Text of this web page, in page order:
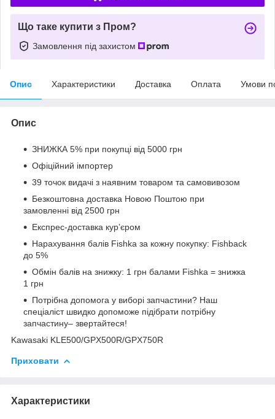
Що таке купити з Пром?
Замовлення під захистом
Опис Характеристики Доставка Оплата Умови
Опис
ЗНИЖКА 5% при покупці від 5000 грн
Офіційний імпортер
39 точок видачі з наявним товаром та самовивозом
Безкоштовна доставка Новою Поштою при
замовленні від 2500 грн
Експрес-доставка кур’єром
Нарахування балів Fishka за кожну покупку: Fishback
до 5%
Обмін балів на знижку: 1 грн балами Fishka = знижка
1 грн
Потрібна допомога у виборі запчастини? Наш
спеціаліст швидко допоможе підібрати потрібну
запчастину– звертайтеся!
Kawasaki KLE500/GPX500R/GPX750R
Приховати
Характеристики